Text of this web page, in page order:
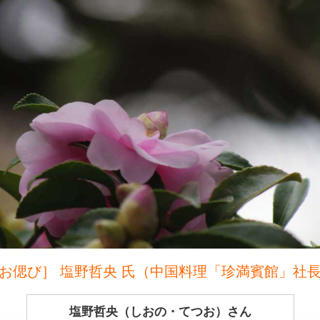
偲び］ 塩野哲央 氏（中国料理「珍満賓館」社
塩野哲央（しおの・てつお）さん